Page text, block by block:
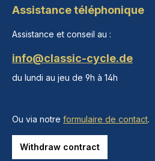
Assistance téléphonique
Assistance et conseil au :
info@classic-cycle.de
du lundi au jeu de 9h à 14h
Ou via notre formulaire de contact.
Withdraw contract